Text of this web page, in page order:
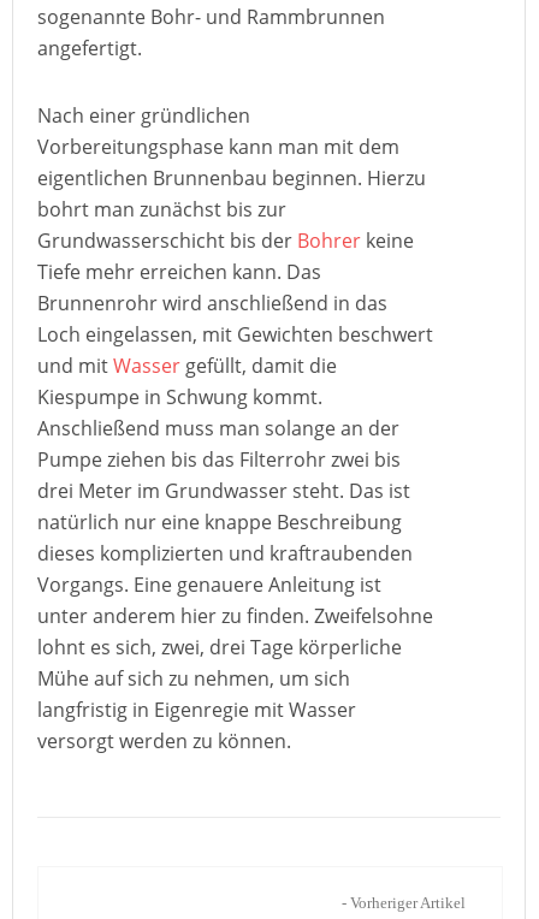
sogenannte Bohr- und Rammbrunnen
angefertigt.
Nach einer gründlichen
Vorbereitungsphase kann man mit dem
eigentlichen Brunnenbau beginnen. Hierzu
bohrt man zunächst bis zur
Grundwasserschicht bis der Bohrer keine
Tiefe mehr erreichen kann. Das
Brunnenrohr wird anschließend in das
Loch eingelassen, mit Gewichten beschwert
und mitWasser gefüllt, damit die
Kiespumpe in Schwung kommt.
Anschließend muss man solange an der
Pumpe ziehen bis das Filterrohr zwei bis
drei Meter im Grundwasser steht. Das ist
natürlich nur eine knappe Beschreibung
dieses komplizierten und kraftraubenden
Vorgangs. Eine genauere Anleitung ist
unter anderem hier zu finden. Zweifelsohne
lohnt es sich, zwei, drei Tage körperliche
Mühe auf sich zu nehmen, um sich
langfristig in Eigenregie mit Wasser
versorgt werden zu können.
- Vorheriger Artikel